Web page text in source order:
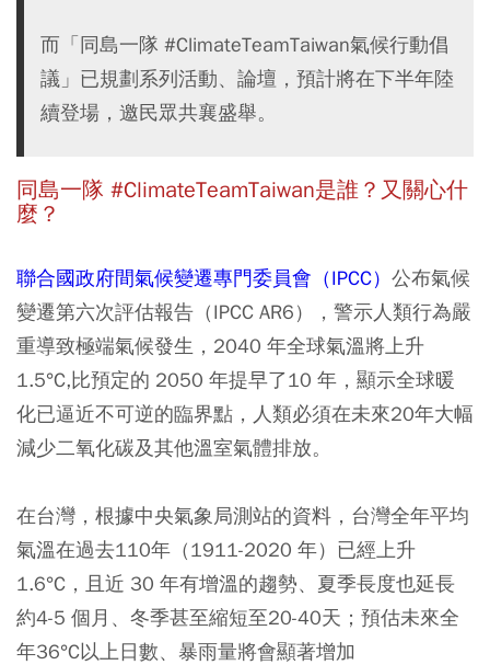
而「同島一隊 #ClimateTeamTaiwan氣候行動倡
議」已規劃系列活動、論壇，預計將在下半年陸
續登場，邀民眾共襄盛舉。
同島一隊 #ClimateTeamTaiwan是誰？又關心什
麼？
聯合國政府間氣候變遷專門委員會（IPCC） 公布氣候
變遷第六次評估報告（IPCC AR6），警示人類行為嚴
重導致極端氣候發生，2040 年全球氣溫將上升
1.5°C,比預定的 2050 年提早了10 年，顯示全球暖
化已逼近不可逆的臨界點，人類必須在未來20年大幅
減少二氧化碳及其他溫室氣體排放。
在台灣，根據中央氣象局測站的資料，台灣全年平均
氣溫在過去110年（1911-2020 年）已經上升
1.6°C，且近 30 年有增溫的趨勢、夏季長度也延長
約4-5 個月、冬季甚至縮短至20-40天；預估未來全
年36°C以上日數、暴雨量將會顯著增加